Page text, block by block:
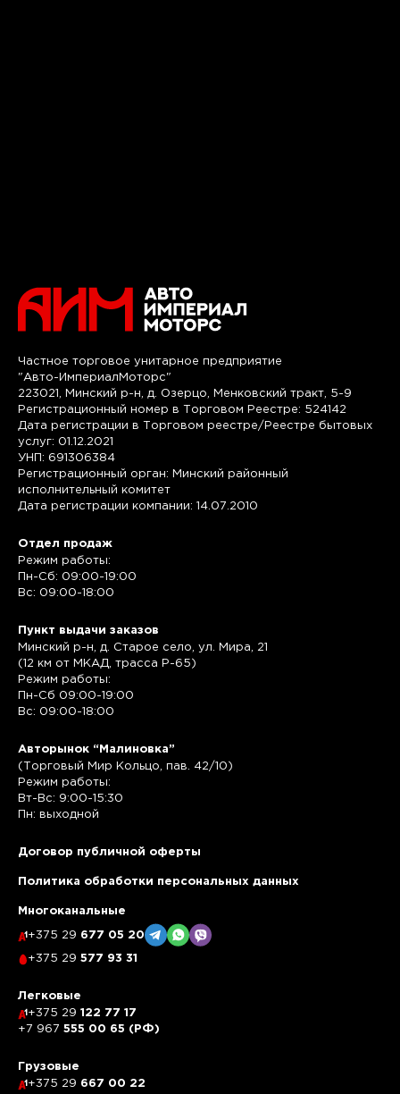
Частное торговое унитарное предприятие
"Авто-ИмпериалМоторс"
223021, Минский р-н, д. Озерцо, Менковский тракт, 5-9
Регистрационный номер в Торговом Реестре: 524142
Дата регистрации в Торговом реестре/Реестре бытовых
услуг: 01.12.2021
УНП: 691306384
Регистрационный орган: Минский районный
исполнительный комитет
Дата регистрации компании: 14.07.2010
Отдел продаж
Режим работы:
Пн-Сб: 09:00-19:00
Вс: 09:00-18:00
Пункт выдачи заказов
Минский р-н, д. Старое село, ул. Мира, 21
(12 км от МКАД, трасса P-65)
Режим работы:
Пн-Сб 09:00-19:00
Вс: 09:00-18:00
Авторынок “Малиновка”
(Торговый Мир Кольцо, пав. 42/10)
Режим работы:
Вт-Вс: 9:00-15:30
Пн: выходной
Договор публичной оферты
Политика обработки персональных данных
Многоканальные
+375 29 677 05 20
+375 29 577 93 31
Легковые
+375 29 122 77 17
+7 967 555 00 65 (РФ)
Грузовые
+375 29 667 00 22